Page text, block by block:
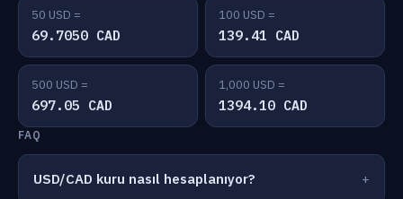
50 USD =
69.7050 CAD
100 USD =
139.41 CAD
500 USD =
697.05 CAD
1,000 USD =
1394.10 CAD
FAQ
USD/CAD kuru nasıl hesaplanıyor?